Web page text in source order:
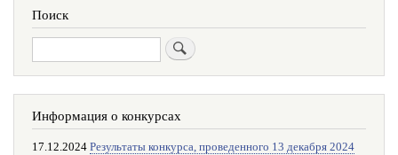
Поиск
Поиск
Информация о конкурсах
17.12.2024 Результаты конкурса, проведенного 13 декабря 2024